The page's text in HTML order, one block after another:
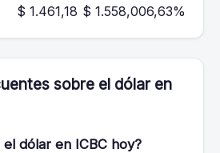
$ 1.461,18 $ 1.558,006,63%
sobre el dólar en
dólar en ICBC hoy?